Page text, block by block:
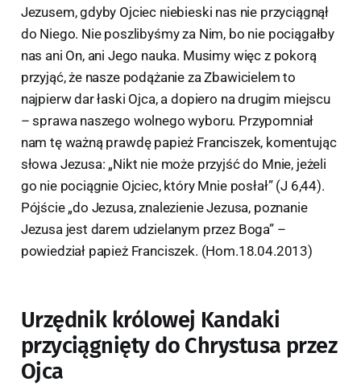
Jezusem, gdyby Ojciec niebieski nas nie przyciągnął
do Niego. Nie poszlibyśmy za Nim, bo nie pociągałby
nas ani On, ani Jego nauka. Musimy więc z pokorą
przyjąć, że nasze podążanie za Zbawicielem to
najpierw dar łaski Ojca, a dopiero na drugim miejscu
– sprawa naszego wolnego wyboru. Przypomniał
nam tę ważną prawdę papież Franciszek, komentując
słowa Jezusa: „Nikt nie może przyjść do Mnie, jeżeli
go nie pociągnie Ojciec, który Mnie posłał” (J 6,44).
Pójście „do Jezusa, znalezienie Jezusa, poznanie
Jezusa jest darem udzielanym przez Boga” –
powiedział papież Franciszek. (Hom.18.04.2013)
Urzędnik królowej Kandaki
przyciągnięty do Chrystusa przez
Ojca